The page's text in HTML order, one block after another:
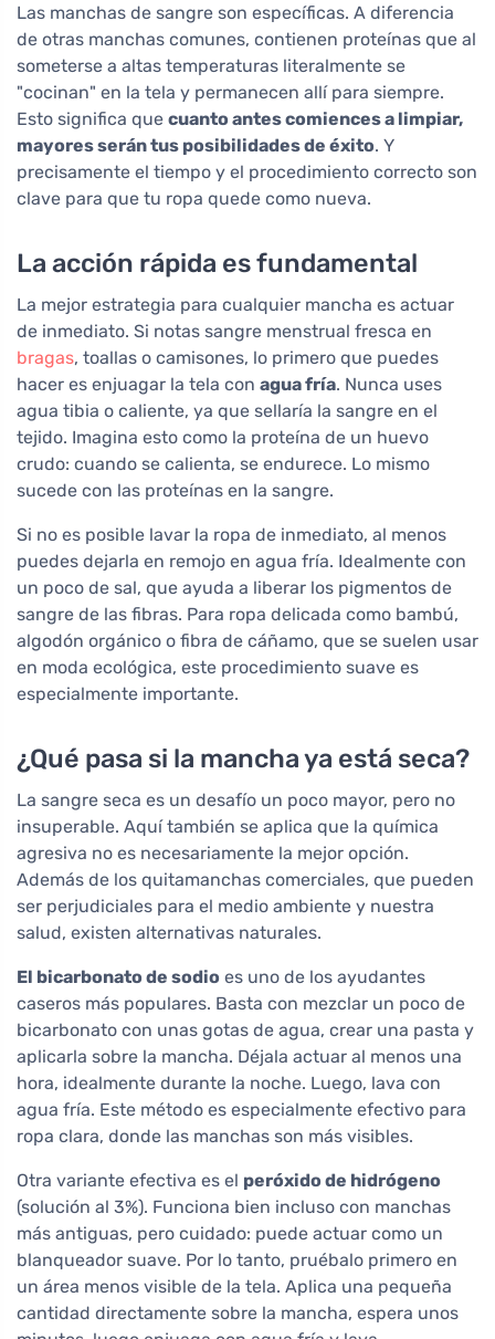
Las manchas de sangre son específicas. A diferencia
de otras manchas comunes, contienen proteínas que al
someterse a altas temperaturas literalmente se
"cocinan" en la tela y permanecen allí para siempre.
Esto significa que cuanto antes comiences a limpiar,
mayores serán tus posibilidades de éxito. Y
precisamente el tiempo y el procedimiento correcto son
clave para que tu ropa quede como nueva.
La acción rápida es fundamental
La mejor estrategia para cualquier mancha es actuar
de inmediato. Si notas sangre menstrual fresca en
bragas, toallas o camisones, lo primero que puedes
hacer es enjuagar la tela con agua fría. Nunca uses
agua tibia o caliente, ya que sellaría la sangre en el
tejido. Imagina esto como la proteína de un huevo
crudo: cuando se calienta, se endurece. Lo mismo
sucede con las proteínas en la sangre.
Si no es posible lavar la ropa de inmediato, al menos
puedes dejarla en remojo en agua fría. Idealmente con
un poco de sal, que ayuda a liberar los pigmentos de
sangre de las fibras. Para ropa delicada como bambú,
algodón orgánico o fibra de cáñamo, que se suelen usar
en moda ecológica, este procedimiento suave es
especialmente importante.
¿Qué pasa si la mancha ya está seca?
La sangre seca es un desafío un poco mayor, pero no
insuperable. Aquí también se aplica que la química
agresiva no es necesariamente la mejor opción.
Además de los quitamanchas comerciales, que pueden
ser perjudiciales para el medio ambiente y nuestra
salud, existen alternativas naturales.
El bicarbonato de sodio es uno de los ayudantes
caseros más populares. Basta con mezclar un poco de
bicarbonato con unas gotas de agua, crear una pasta y
aplicarla sobre la mancha. Déjala actuar al menos una
hora, idealmente durante la noche. Luego, lava con
agua fría. Este método es especialmente efectivo para
ropa clara, donde las manchas son más visibles.
Otra variante efectiva es el peróxido de hidrógeno
(solución al 3%). Funciona bien incluso con manchas
más antiguas, pero cuidado: puede actuar como un
blanqueador suave. Por lo tanto, pruébalo primero en
un área menos visible de la tela. Aplica una pequeña
cantidad directamente sobre la mancha, espera unos